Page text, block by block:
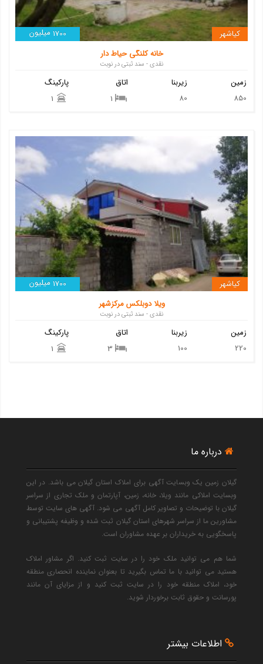
1700 میلیون
کیاشهر
خانه کلنگی حیاط دار
نقدی - سند ثبتی در نوبت
پارکینگ
اتاق
1
زیربنا
80
زمین
850
1700 میلیون
کیاشهر
ویلا دوبلکس مرکزشهر
نقدی - سند ثبتی در نوبت
پارکینگ
اتاق
3
زیربنا
100
زمین
220
درباره ما
گیلان زمین یک وبسایت آگهی برای املاک استان گیلان می باشد. در این
وبسایت املاکی مانند ویلا، خانه، زمین، آپارتمان و ملک تجاری از سراسر
گیلان با توضیحات و تصاویر کامل آگهی می شود. آگهی های سایت توسط
مشاورین ما از سراسر شهرهای استان گیلان ثبت شده و وظیفه پشتیبانی و
پاسخگویی به خریداران بر عهده مشاوران است.
شما هم می توانید ملک خود را در سایت ثبت کنید. اگر مشاور املاک
هستید می توانید با ما تماس بگیرید تا بعنوان نماینده انحصاری منطقه
خود، املاک منطقه خود را در سایت ثبت کنید و از مزایای آن مانند
پورسانت و حقوق ثابت برخوردار شوید.
اطلاعات بیشتر